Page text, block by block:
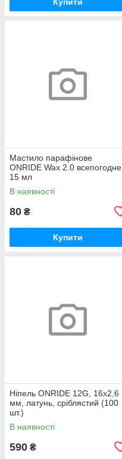
Мастило парафінове
ONRIDE Wax 2.0 всепогодне
15 мл
В наявності
80 ₴
Купити
Ніпель ONRIDE 12G, 16x2,6
мм, латунь, сріблястий (100
шт.)
В наявності
590 ₴